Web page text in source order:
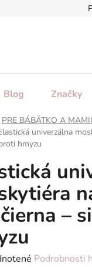
Blog Značky
PRE BÁBÄTKO A
univerzálna
hmyzu
–
Podrobnosti